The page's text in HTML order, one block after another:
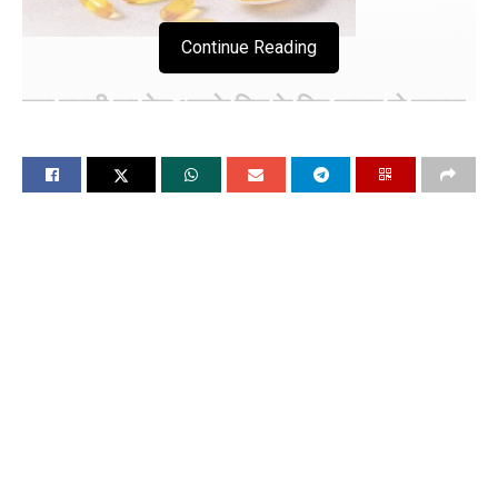
क्या मछली का तेल आपके दिल के लिए खराब हो सकता
चंडीगढ, 29 मई (विश्ववार्ता)एक नए अध्ययन से पता चलता है कि मछली के
Continue Reading